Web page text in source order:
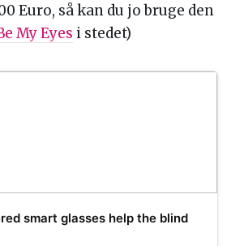
Euro, så kan du jo bruge den
My Eyes i stedet)
smart glasses help the blind